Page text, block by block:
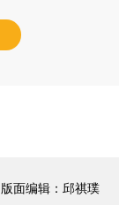
版面编辑：邱祺璞